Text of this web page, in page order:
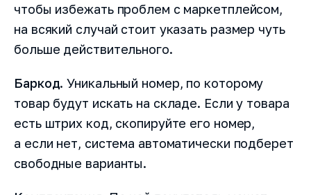
чтобы избежать проблем с маркетплейсом,
на всякий случай стоит указать размер чуть
больше действительного.
Баркод. Уникальный номер, по которому
товар будут искать на складе. Если у товара
есть штрих код, скопируйте его номер,
а если нет, система автоматически подберет
свободные варианты.